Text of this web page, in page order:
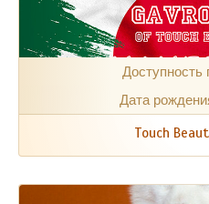
Дата
Touch